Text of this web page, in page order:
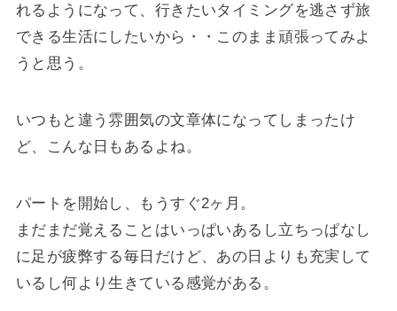
れるようになって、行きたいタイミングを逃さず旅
できる生活にしたいから・・このまま頑張ってみよ
うと思う。
いつもと違う雰囲気の文章体になってしまったけ
ど、こんな日もあるよね。
パートを開始し、もうすぐ2ヶ月。
まだまだ覚えることはいっぱいあるし立ちっぱなし
に足が疲弊する毎日だけど、あの日よりも充実して
いるし何より生きている感覚がある。